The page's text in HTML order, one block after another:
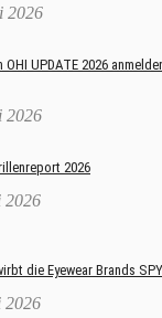
2026
OHI UPDATE 2026
2026
2026
2026
die Eyewear Brands
2026